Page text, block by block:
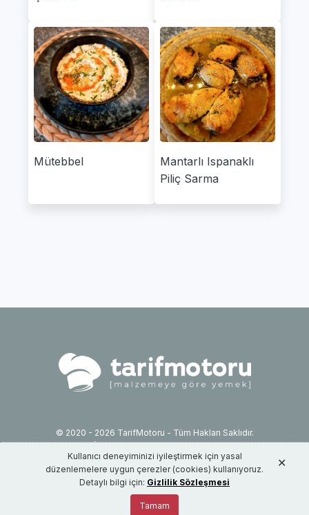
Mütebbel
Mantarlı Ispanaklı
Piliç Sarma
© 2020 - 2026 TarifMotoru - Tüm Hakları Saklıdır.
İletişim: info@tarifmotoru.com
Hizmet Şartları
Gizlilik Sözleşmesi
✕
Kullanıcı deneyiminizi iyileştirmek için yasal
düzenlemelere uygun çerezler (cookies) kullanıyoruz.
Detaylı bilgi için: Gizlilik Sözleşmesi
Tamam